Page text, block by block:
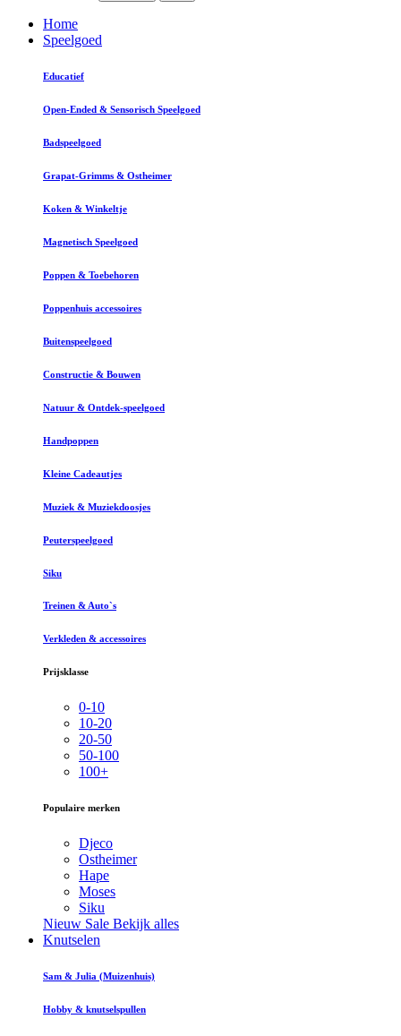
Home
Speelgoed
Educatief
Open-Ended & Sensorisch Speelgoed
Badspeelgoed
Grapat-Grimms & Ostheimer
Koken & Winkeltje
Magnetisch Speelgoed
Poppen & Toebehoren
Poppenhuis accessoires
Buitenspeelgoed
Constructie & Bouwen
Natuur & Ontdek-speelgoed
Handpoppen
Kleine Cadeautjes
Muziek & Muziekdoosjes
Peuterspeelgoed
Siku
Treinen & Auto`s
Verkleden & accessoires
Prijsklasse
0-10
10-20
20-50
50-100
100+
Populaire merken
Djeco
Ostheimer
Hape
Moses
Siku
Nieuw Sale Bekijk alles
Knutselen
Sam & Julia (Muizenhuis)
Hobby & knutselspullen